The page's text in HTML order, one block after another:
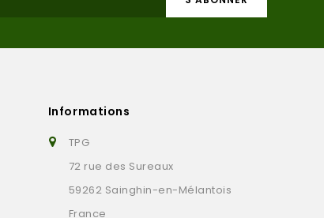
Informations
TPG
72 rue des Sureaux
59262 Sainghin-en-Mélantois
France